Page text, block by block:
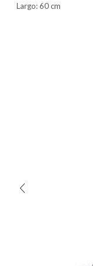
Largo: 60 cm